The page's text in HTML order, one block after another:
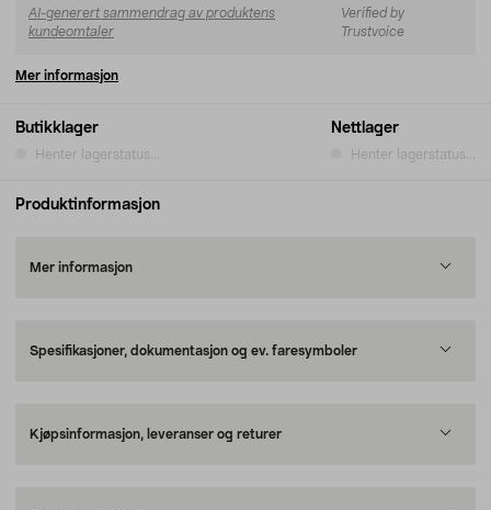
Butikklager
Henter lagerstatus...
Nettlager
Henter lagerstatus...
AI-generert sammendrag av produktens
kundeomtaler
Verified by
Trustvoice
Mer informasjon
Produktinformasjon
Mer informasjon
Spesifikasjoner, dokumentasjon og ev. faresymboler
Kjøpsinformasjon, leveranser og returer